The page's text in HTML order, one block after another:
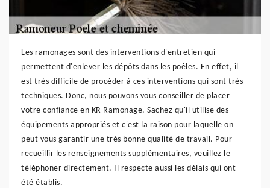
Les ramonages sont des interventions d'entretien qui
permettent d'enlever les dépôts dans les poêles. En effet, il
est très difficile de procéder à ces interventions qui sont très
techniques. Donc, nous pouvons vous conseiller de placer
votre confiance en KR Ramonage. Sachez qu'il utilise des
équipements appropriés et c'est la raison pour laquelle on
peut vous garantir une très bonne qualité de travail. Pour
recueillir les renseignements supplémentaires, veuillez le
téléphoner directement. Il respecte aussi les délais qui ont
été établis.